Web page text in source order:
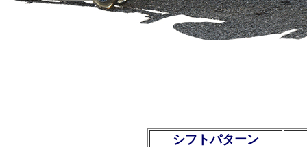
シフトパターン